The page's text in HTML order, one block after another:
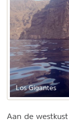
Los Gigantes
Aan de